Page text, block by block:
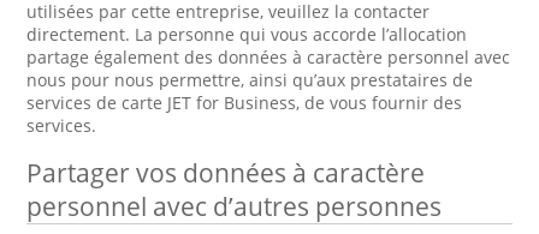
utilisées par cette entreprise, veuillez la contacter
directement. La personne qui vous accorde l’allocation
partage également des données à caractère personnel avec
nous pour nous permettre, ainsi qu’aux prestataires de
services de carte JET for Business, de vous fournir des
services.
Partager vos données à caractère
personnel avec d’autres personnes